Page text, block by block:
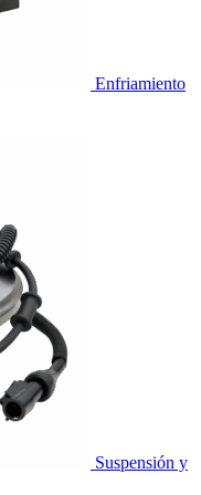
Enfriamiento
Suspensión y